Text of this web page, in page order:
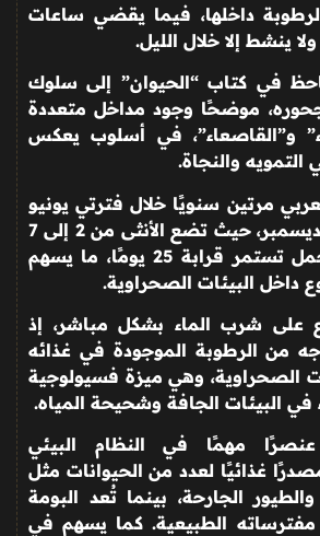
داخلها، فيما يقضي ساعات
ينشط إلا خلال الليل.
في كتاب “الحيوان” إلى سلوك
جحوره، موضحًا وجود مداخل متعددة
و”القاصعاء”، في أسلوب يعكس
التمويه والنجاة.
مرتين سنويًا خلال فترتي يونيو
– يوليو وأكتوبر – ديسمبر، حيث تضع الأنثى من 2 إلى 7
صغار بعد فترة حمل تستمر قرابة 25 يومًا، ما يسهم
داخل البيئات الصحراوية.
على شرب الماء بشكل مباشر، إذ
من الرطوبة الموجودة في غذائه
الصحراوية، وهي ميزة فسيولوجية
في البيئات الجافة وشحيحة المياه.
عنصرًا مهمًا في النظام البيئي
غذائيًا لعدد من الحيوانات مثل
والطيور الجارحة، بينما تُعد البومة
مفترساته الطبيعية. كما يسهم في